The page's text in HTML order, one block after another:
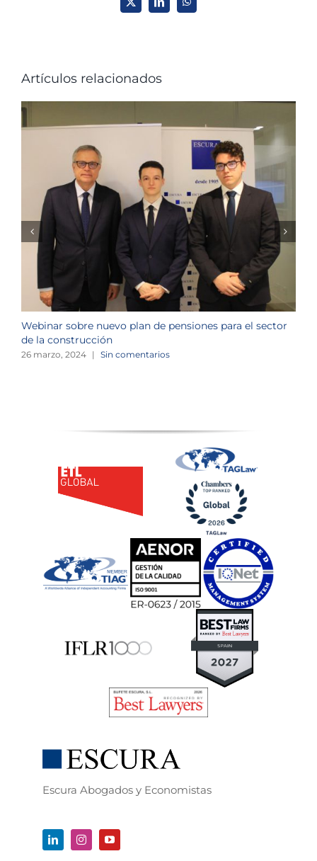
X LinkedInWhatsApp
Artículos relacionados
Webinar sobre nuevo plan de pensiones para el sector
de la construcción
26 marzo, 2024 | Sin comentarios
Escura Abogados y Economistas